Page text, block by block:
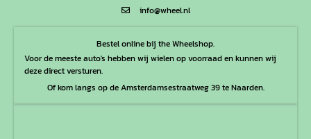
info@wheel.nl
Bestel online bij the Wheelshop.
Voor de meeste auto's hebben wij wielen op voorraad en kunnen wij
deze direct versturen.
Of kom langs op de Amsterdamsestraatweg 39 te Naarden.